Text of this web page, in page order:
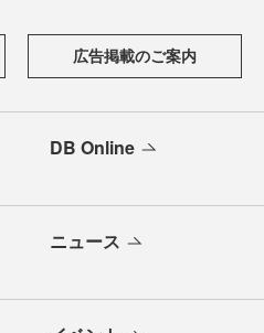
広告掲載のご案内
DB Online
ニュース